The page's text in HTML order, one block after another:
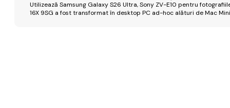
Utilizează Samsung Galaxy S26 Ultra, Sony ZV-E10 pentru
16X 9SG a fost transformat în desktop PC ad-hoc alături de Mac